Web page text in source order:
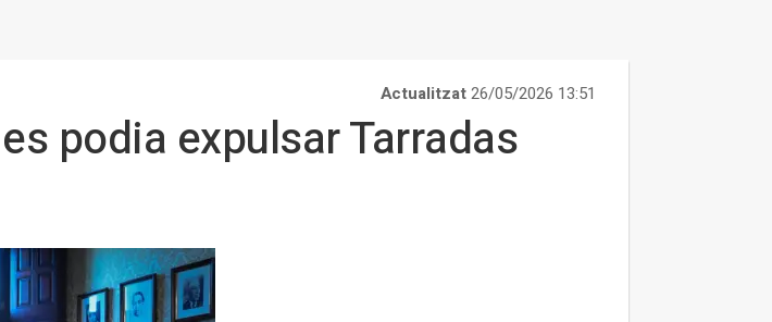
Actualitzat26/05/2026 13:51
podia expulsar Tarradas